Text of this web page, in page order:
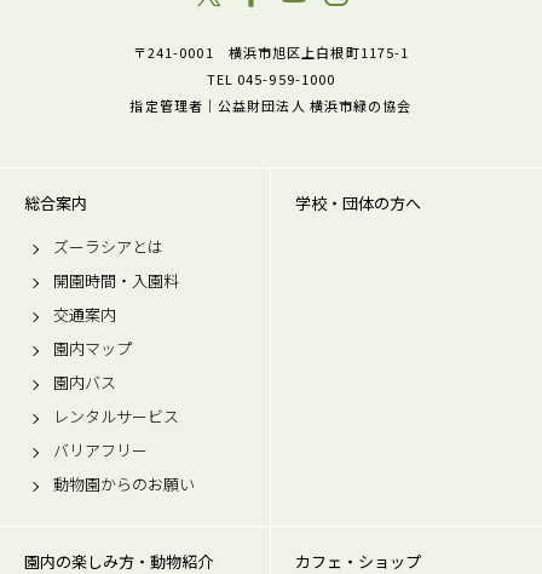
〒241-0001 横浜市旭区上白根町1175-1
TEL 045-959-1000
指定管理者｜公益財団法人 横浜市緑の協会
総合案内
ズーラシアとは
開園時間・入園料
交通案内
園内マップ
園内バス
レンタルサービス
バリアフリー
動物園からのお願い
学校・団体の方へ
園内の楽しみ方・動物紹介
カフェ・ショップ